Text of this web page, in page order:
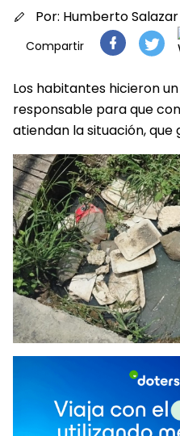
Por: Humberto Salazar
Compartir
Los habitantes hicieron
responsable para que
atiendan la situación,